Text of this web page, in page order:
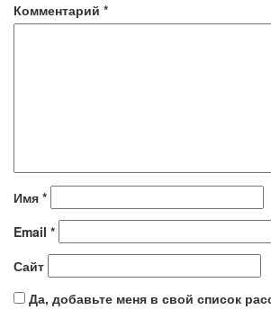
Комментарий *
Имя *
Email *
Сайт
Да, добавьте меня в свой список